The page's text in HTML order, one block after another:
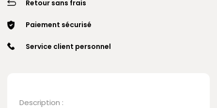
Retour sans frais
Paiement sécurisé
Service client personnel
Description :